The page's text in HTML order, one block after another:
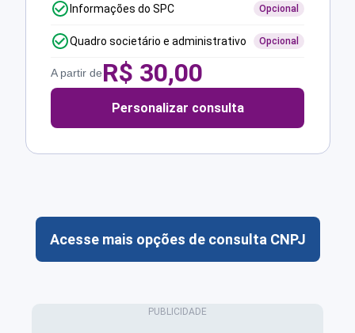
Informações do SPC Opcional
Quadro societário e administrativo Opcional
A partir deR$ 30,00
Personalizar consulta
Acesse mais opções de consulta CNPJ